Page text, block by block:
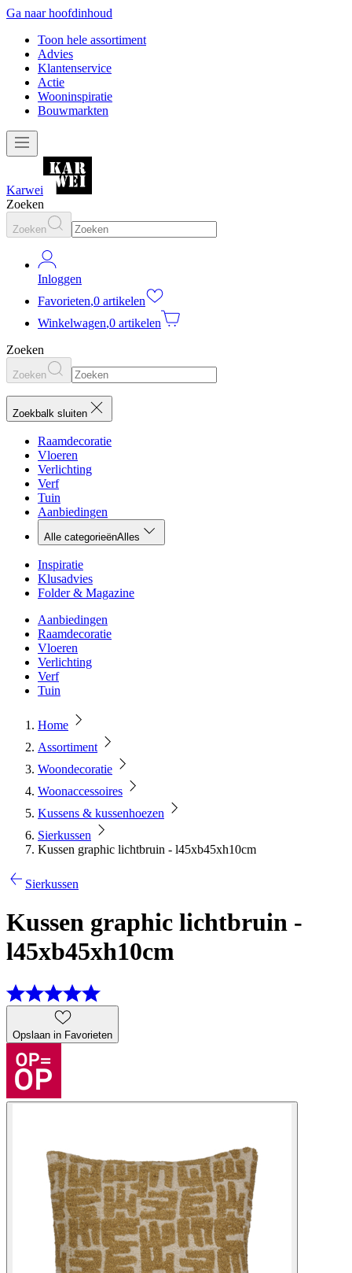
Ga naar hoofdinhoud
Toon hele assortiment
Advies
Klantenservice
Actie
Wooninspiratie
Bouwmarkten
Karwei
Zoeken
Zoeken
Inloggen
Favorieten,0 artikelen
Winkelwagen,0 artikelen
Zoeken
Zoeken
Zoekbalk sluiten
Raamdecoratie
Vloeren
Verlichting
Verf
Tuin
Aanbiedingen
Alle categorieënAlles
Inspiratie
Klusadvies
Folder & Magazine
Aanbiedingen
Raamdecoratie
Vloeren
Verlichting
Verf
Tuin
Home
Assortiment
Woondecoratie
Woonaccessoires
Kussens & kussenhoezen
Sierkussen
Kussen graphic lichtbruin - l45xb45xh10cm
Sierkussen
Kussen graphic lichtbruin -
l45xb45xh10cm
Opslaan in Favorieten